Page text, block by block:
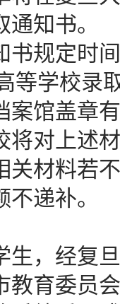
知书。
书规定时
等学校录
案馆盖章
将对上述
关材料若
递补。
生，经复
教育委员